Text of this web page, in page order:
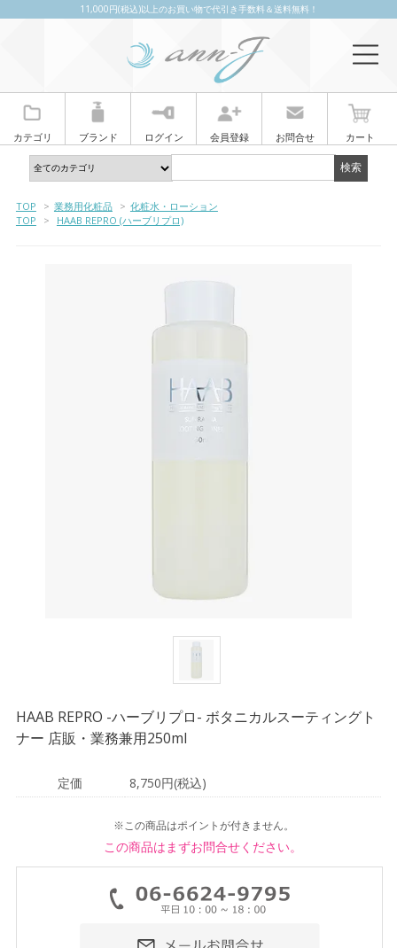
11,000円(税込)以上のお買い物で代引き手数料＆送料無料！
カテゴリ ブランド ログイン 会員登録 お問合せ カート
TOP > 業務用化粧品 > 化粧水・ローション
TOP
> HAAB REPRO (ハーブリプロ)
HAAB REPRO -ハーブリプロ- ボタニカルスーティングト
ナー 店販・業務兼用250ml
定価 8,750円(税込)
※この商品はポイントが付きません。
この商品はまずお問合せください。